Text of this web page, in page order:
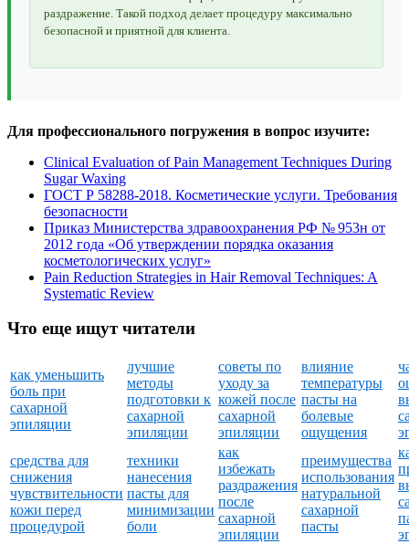
раздражение. Такой подход делает процедуру максимально
безопасной и приятной для клиента.
Для профессионального погружения в вопрос изучите:
Clinical Evaluation of Pain Management Techniques During
Sugar Waxing
ГОСТ Р 58288-2018. Косметические услуги. Требования
безопасности
Приказ Министерства здравоохранения РФ № 953н от
2012 года «Об утверждении порядка оказания
косметологических услуг»
Pain Reduction Strategies in Hair Removal Techniques: A
Systematic Review
Что еще ищут читатели
как уменьшить
боль при
сахарной
эпиляции
лучшие
методы
подготовки к
сахарной
эпиляции
советы по
уходу за
кожей после
сахарной
эпиляции
влияние
температуры
пасты на
болевые
ощущения
средства для
снижения
чувствительности
кожи перед
процедурой
техники
нанесения
пасты для
минимизации
боли
как
избежать
раздражения
после
сахарной
эпиляции
преимущества
использования
натуральной
сахарной
пасты